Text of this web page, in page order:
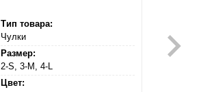
Тип товара:
Чулки
Размер:
2-S, 3-M, 4-L
Цвет: